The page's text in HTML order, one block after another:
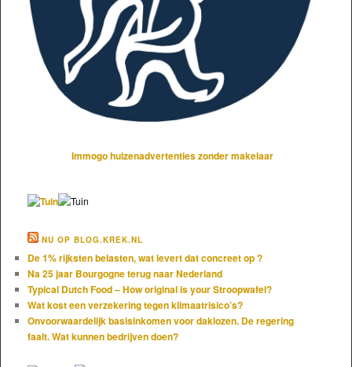
Immogo huizenadvertenties zonder makelaar
NU OP BLOG.KREK.NL
De 1% rijksten belasten, wat levert dat concreet op ?
Na 25 jaar Bourgogne terug naar Nederland
Typical Dutch Food – How original is your Stroopwafel?
Wat kost een verzekering tegen klimaatrisico’s?
Onvoorwaardelijk basisinkomen voor daklozen. De regering
faalt. Wat kunnen bedrijven doen?